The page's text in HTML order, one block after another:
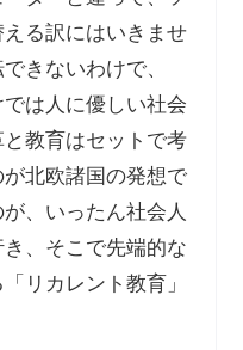
る訳にはいきませ
きないわけで、
では人に優しい社会
教育はセットで考
北欧諸国の発想で
、いったん社会人
、そこで先端的な
リカレント教育」